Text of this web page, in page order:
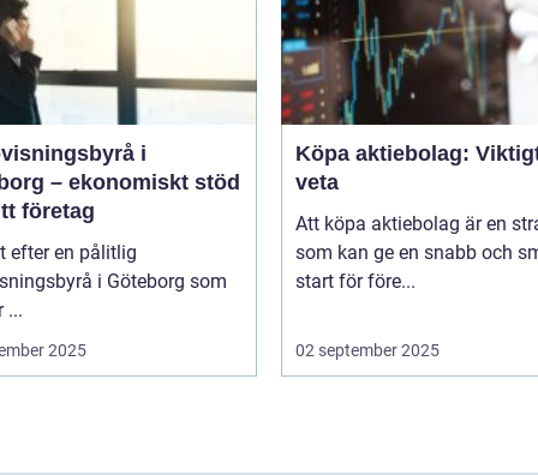
i
– ekonomiskt stöd
företag
efter en pålitlig
i Göteborg som
...
2025
Köpa aktiebolag:
veta
Att köpa aktiebolag är en
som kan ge en snabb och
start för före...
02 september 2025